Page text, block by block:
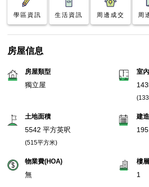
學區資訊 生活資訊 周邊成交 周
房屋信息
房屋類型
獨立屋
室
土地面積
5542 平方英呎
(515平方米)
建
物業費(HOA)
無
樓層
1